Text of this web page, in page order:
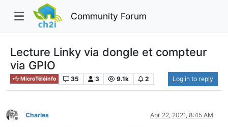
Community Forum
Lecture Linky via dongle et compteur
via GPIO
MicroTéléinfo 35 3 9.1k 2 Log in to reply
Offline
Charles Apr 22, 2021, 8:45 AM